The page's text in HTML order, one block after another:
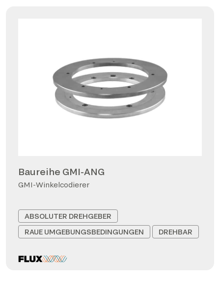
Baureihe GMI-ANG
GMI-Winkelcodierer
ABSOLUTER DREHGEBER
RAUE UMGEBUNGSBEDINGUNGEN
DREHBAR